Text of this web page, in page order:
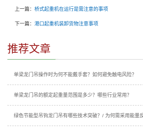
上一篇： 桥式起重机在运行是需注意的事项
下一篇： 港口起重机装卸货物注意事项
推荐文章
单梁龙门吊操作时为何不能戴手套？如何避免触电风险？
单梁龙门吊的额定起重量范围是多少？哪些行业常用？
绿色节能型吊钩龙门吊有哪些技术突破？/ 为何需采用能量